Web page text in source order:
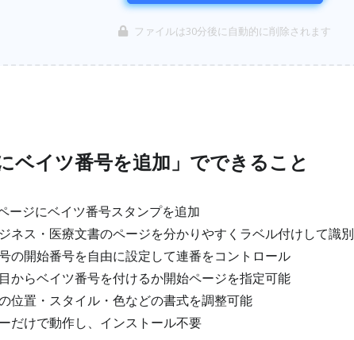
ファイルは30分後に自動的に削除されます
にベイツ番号を追加」でできること
ージにベイツ番号スタンプを追加
ネス・医療文書のページを分かりやすくラベル付けして識別
の開始番号を自由に設定して連番をコントロール
からベイツ番号を付けるか開始ページを指定可能
位置・スタイル・色などの書式を調整可能
だけで動作し、インストール不要